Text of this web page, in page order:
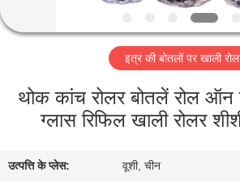
वीआर
शो
हमारे
इत्र की बोतलों पर खाली रोल
थोक कांच रोलर बोतलें रोल ऑन
ग्लास रिफिल खाली रोलर
उत्पत्ति के प्लेस: वूशी, चीन